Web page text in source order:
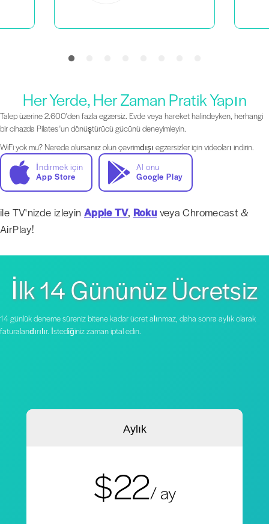
Her Yerde, Her Zaman Pratik Yapın
Talep üzerine 2.600'den fazla egzersiz. Evde veya hareket halindeyken, herhangi
bir cihazda Pilates 'un dönüştürücü gücünü deneyimleyin.
WiFi yok mu? Nerede olursanız olun çevrimdışı egzersizler için videoları indirin.
İndirmek için
App Store
Al onu
Google Play
ile TV'nizde izleyin Apple TV, Roku veya Chromecast &
AirPlay!
İlk 14 Gününüz Ücretsiz
14 günlük deneme süreniz bitene kadar ücret alınmaz, daha sonra aylık olarak
faturalandırılır. İstediğiniz zaman iptal edin.
Aylık
$22/ ay